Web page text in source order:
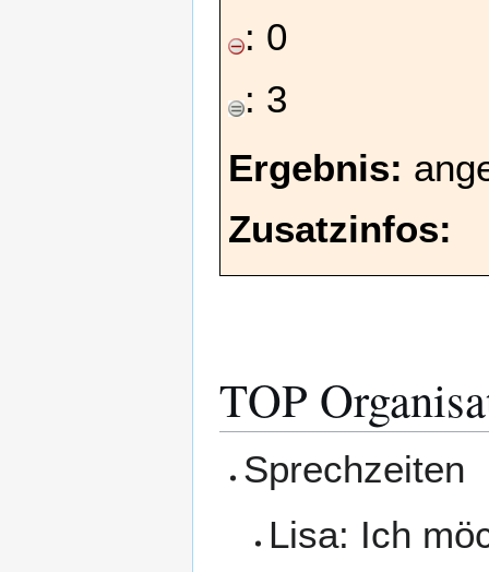
: 0
: 3
Ergebnis:
Zusatzinfos:
TOP
Sprechzeiten
Lisa: Ich